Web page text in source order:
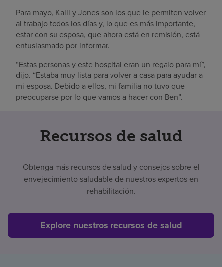
Para mayo, Kalil y Jones son los que le permiten volver
al trabajo todos los días y, lo que es más importante,
estar con su esposa, que ahora está en remisión, está
entusiasmado por informar.
“Estas personas y este hospital eran un regalo para mí”,
dijo. “Estaba muy lista para volver a casa para ayudar a
mi esposa. Debido a ellos, mi familia no tuvo que
preocuparse por lo que vamos a hacer con Ben”.
Recursos de salud
Obtenga más recursos de salud y consejos sobre el
envejecimiento saludable de nuestros expertos en
rehabilitación.
Explore nuestros recursos de salud